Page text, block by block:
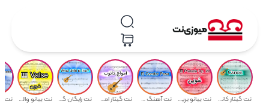
میوزی‌نت
نت گیتار کانون از پاخلبل به همراه تبلچر و اجرای نت نت پیانو پریلود اپوس 28 از شوپن همراه با اجرای نت پیانو نت آهنگ معروف El Condor Pasa همراه با اجرای نت نت گیتار امواج دانوب همراه با اجرای تصویری نت نت رایگان گیتار What Child is This همراه با اجرای نت نت پیانو والس اپوس 64 از شوپن همراه با اجرای نت پیانو